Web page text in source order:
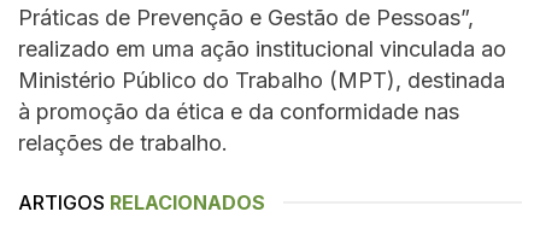
Práticas de Prevenção e Gestão de Pessoas”,
realizado em uma ação institucional vinculada ao
Ministério Público do Trabalho (MPT), destinada
à promoção da ética e da conformidade nas
relações de trabalho.
ARTIGOS RELACIONADOS